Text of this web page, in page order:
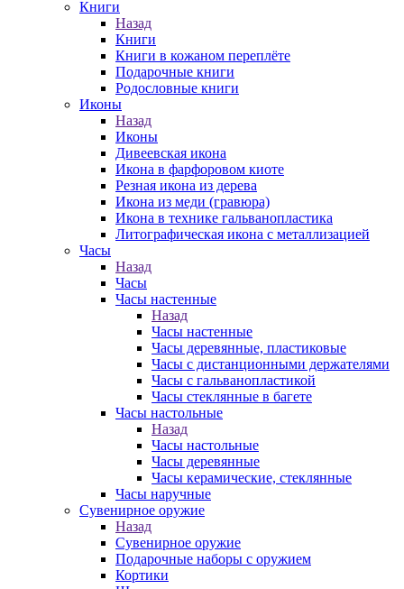
Книги
Назад
Книги
Книги в кожаном переплёте
Подарочные книги
Родословные книги
Иконы
Назад
Иконы
Дивеевская икона
Икона в фарфоровом киоте
Резная икона из дерева
Икона из меди (гравюра)
Икона в технике гальванопластика
Литографическая икона с металлизацией
Часы
Назад
Часы
Часы настенные
Назад
Часы настенные
Часы деревянные, пластиковые
Часы с дистанционными держателями
Часы с гальванопластикой
Часы стеклянные в багете
Часы настольные
Назад
Часы настольные
Часы деревянные
Часы керамические, стеклянные
Часы наручные
Сувенирное оружие
Назад
Сувенирное оружие
Подарочные наборы с оружием
Кортики